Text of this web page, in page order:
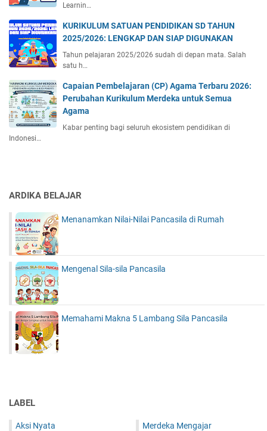
Learnin…
KURIKULUM SATUAN PENDIDIKAN SD TAHUN
2025/2026: LENGKAP DAN SIAP DIGUNAKAN
Tahun pelajaran 2025/2026 sudah di depan mata. Salah
satu h…
Capaian Pembelajaran (CP) Agama Terbaru 2026:
Perubahan Kurikulum Merdeka untuk Semua
Agama
Kabar penting bagi seluruh ekosistem pendidikan di
Indonesi…
ARDIKA BELAJAR
Menanamkan Nilai-Nilai Pancasila di Rumah
Mengenal Sila-sila Pancasila
Memahami Makna 5 Lambang Sila Pancasila
LABEL
Aksi Nyata
Merdeka Mengajar